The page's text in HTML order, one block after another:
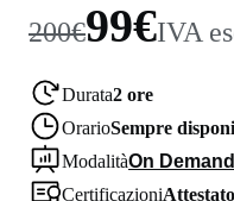
200€99€IVA
Durata2 ore
OrarioSempre
ModalitàOn Demand
CertificazioniAttestato